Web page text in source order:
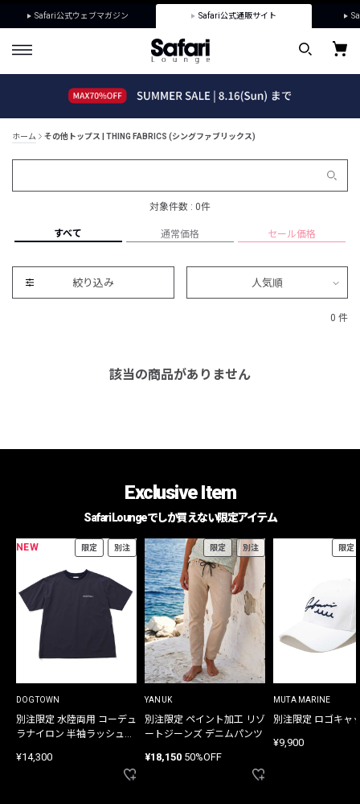
Safari公式ウェブマガジン Safari公式通販サイト
ホーム その他トップス | THING FABRICS (シングファブリックス)
対象件数 : 0件
すべて 通常価格 セール価格
絞り込み 人気順
0 件
該当の商品がありません
Exclusive Item
Safari Loungeでしか買えない限定アイテム
NEW 限定 別注
DOGTOWN
別注限定 水陸両用 コーデュ
ラナイロン 半袖ラッシュガ
¥14,300
限定 別注
YANUK
別注限定 ペイント加工 リゾ
ートジーンズ デニムパンツ
¥18,150 50%OFF
限定
MUTA MARINE
別注限定 ロゴキャ
¥9,900